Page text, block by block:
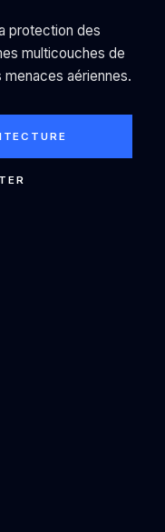
protection des
multicouches de
aériennes.